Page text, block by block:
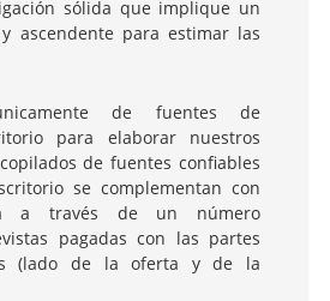
sólida que implique un
ascendente para estimar las
de fuentes de
para elaborar nuestros
de fuentes confiables
se complementan con
a través de un número
pagadas con las partes
(lado de la oferta y de la